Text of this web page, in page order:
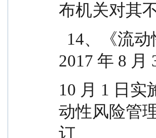
布机关对其
2017 年 8 月
10 月 1 日
动性风险管
订